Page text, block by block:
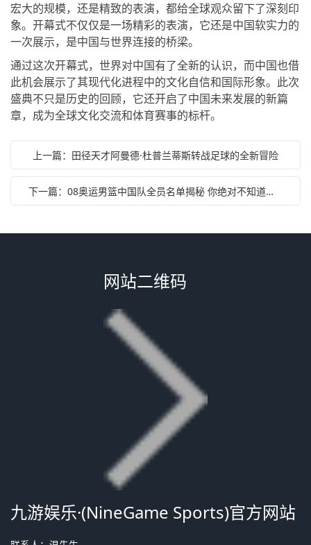
宏大的规模，还是精致的表演，都给全球观众留下了深刻印
象。开幕式不仅仅是一场精彩的表演，它还是中国软实力的
一次展示，是中国与世界连接的桥梁。
通过这次开幕式，世界对中国有了全新的认识，而中国也借
此机会展示了其现代化进程中的文化自信和国际形象。此次
盛典不只是历史的回顾，它还开启了中国未来发展的新篇
章，成为全球文化交流和体育赛事的标杆。
上一篇：田径天才阿曼德·杜普兰蒂斯转战足球的全新冒险
下一篇：08奥运男篮中国队全员名单揭秘 你绝对不知道的背后故事
网站二维码
九游娱乐·(NineGame Sports)官方网站